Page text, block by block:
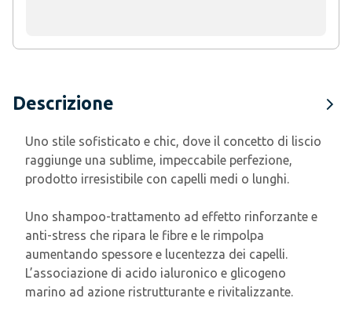
Descrizione
Uno stile sofisticato e chic, dove il concetto di liscio
raggiunge una sublime, impeccabile perfezione,
prodotto irresistibile con capelli medi o lunghi.
Uno shampoo-trattamento ad effetto rinforzante e
anti-stress che ripara le fibre e le rimpolpa
aumentando spessore e lucentezza dei capelli.
L’associazione di acido ialuronico e glicogeno
marino ad azione ristrutturante e rivitalizzante.